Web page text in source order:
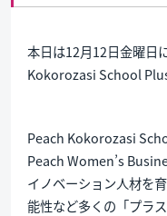
本日は12月12日金曜日
Kokorozasi School
Peach Kokorozasi
Peach Women’s
イノベーション人材を
能性など多くの「プラ